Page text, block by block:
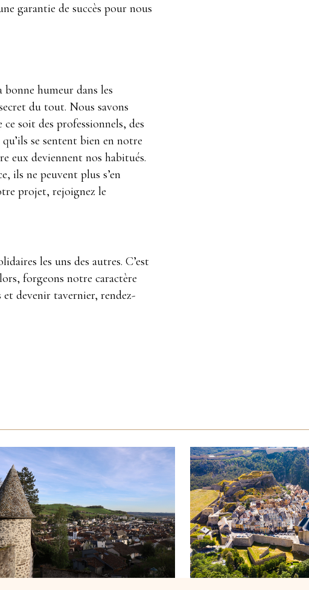
garantie de succès pour nous
bonne humeur dans les
du tout. Nous savons
soit des professionnels, des
se sentent bien en notre
eux deviennent nos habitués.
ils ne peuvent plus s’en
projet, rejoignez le
les uns des autres. C’est
forgeons notre caractère
et devenir tavernier, rendez-